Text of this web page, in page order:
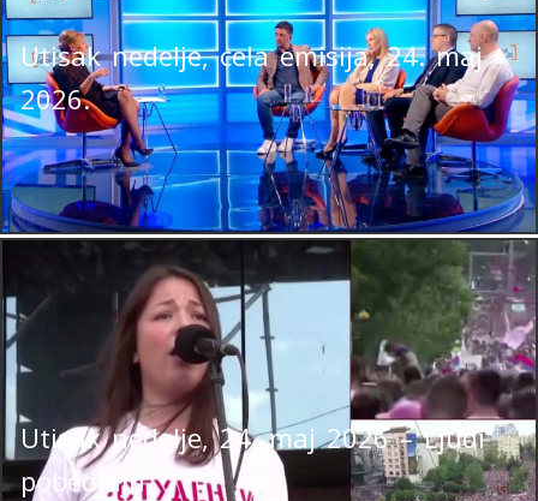
Utisak nedelje, cela emisija, 24. maj
2026.
Utisak nedelje, 24. maj 2026 – Ljudi
pobedjuju